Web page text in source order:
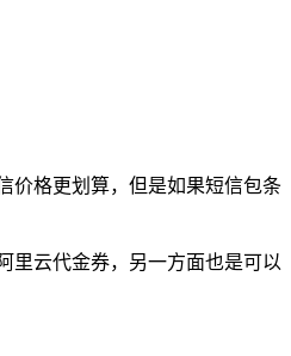
价格更划算，但是如果短信包条
里云代金券，另一方面也是可以